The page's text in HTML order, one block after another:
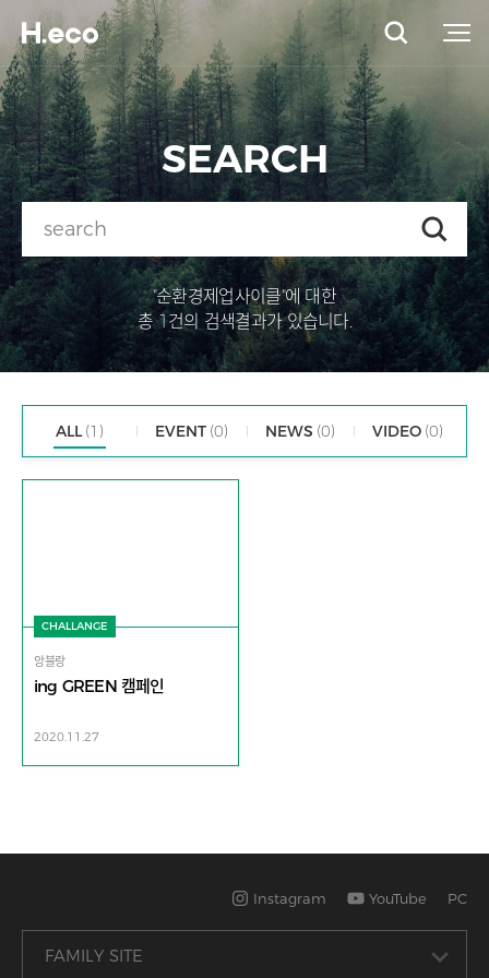
SEARCH
"순환경제업사이클"에 대한
총 1건의 검색결과가 있습니다.
ALL (1) EVENT (0) NEWS (0) VIDEO (0)
CHALLANGE
앙블랑
ing GREEN 캠페인
2020.11.27
Instagram YouTube PC